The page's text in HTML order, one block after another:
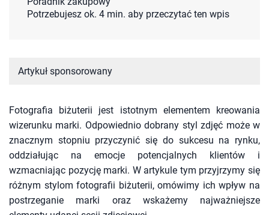
Potrzebujesz ok. 4 min. aby przeczytać ten wpis
Artykuł sponsorowany
Fotografia biżuterii jest istotnym elementem kreowania
wizerunku marki. Odpowiednio dobrany styl zdjęć może w
znacznym stopniu przyczynić się do sukcesu na rynku,
oddziałując na emocje potencjalnych klientów i
wzmacniając pozycję marki. W artykule tym przyjrzymy się
różnym stylom fotografii biżuterii, omówimy ich wpływ na
postrzeganie marki oraz wskażemy najważniejsze